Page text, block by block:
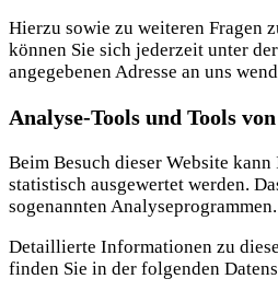
Hierzu sowie zu weiteren Fragen
können Sie sich jederzeit unter
angegebenen Adresse an uns
Analyse-Tools und Tools
Beim Besuch dieser Website
statistisch ausgewertet werden.
sogenannten Analyseprogrammen.
Detaillierte Informationen zu
finden Sie in der folgenden